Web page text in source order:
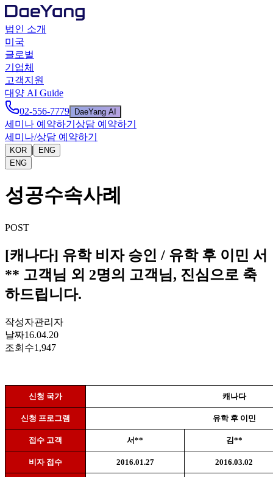
법인 소개
미국
글로벌
기업체
고객지원
대양 AI Guide
02-556-7779
DaeYang AI
세미나 예약하기 상담 예약하기
세미나/상담 예약하기
KOR |
ENG
ENG
성공수속사례
POST
[캐나다] 유학 비자 승인 / 유학 후 이민 서
** 고객님 외 2명의 고객님, 진심으로 축
하드립니다.
작성자관리자
날짜16.04.20
조회수1,947
신청 국가 캐나다
신청 프로그램 유학 후 이민
접수 고객 서** 김**
비자 접수 2016.01.27 2016.03.02